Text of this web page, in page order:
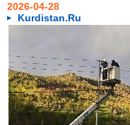
2026-04-28
Kurdistan.Ru